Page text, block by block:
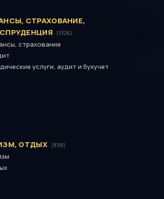
СТРАХОВАНИЕ,
(1326)
страхование
услуги, аудит и бухучет
ОТДЫХ (838)